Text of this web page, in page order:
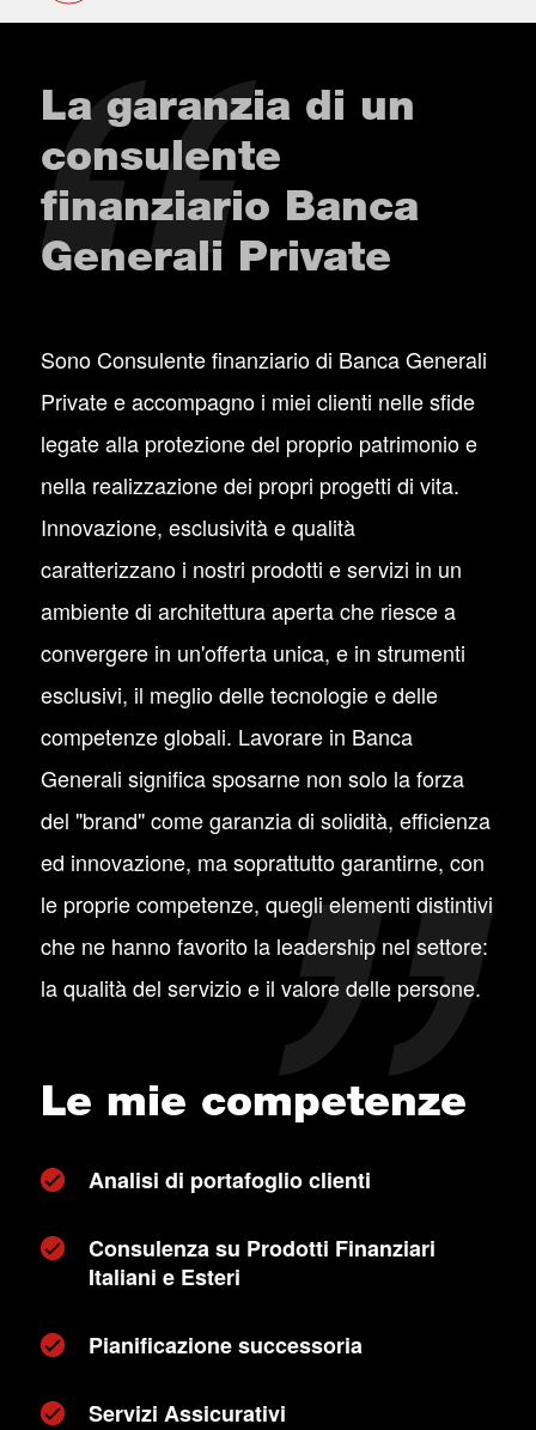
La garanzia di un
consulente
finanziario Banca
Generali Private
Sono Consulente finanziario di Banca Generali
Private e accompagno i miei clienti nelle sfide
legate alla protezione del proprio patrimonio e
nella realizzazione dei propri progetti di vita.
Innovazione, esclusività e qualità
caratterizzano i nostri prodotti e servizi in un
ambiente di architettura aperta che riesce a
convergere in un'offerta unica, e in strumenti
esclusivi, il meglio delle tecnologie e delle
competenze globali. Lavorare in Banca
Generali significa sposarne non solo la forza
del "brand" come garanzia di solidità, efficienza
ed innovazione, ma soprattutto garantirne, con
le proprie competenze, quegli elementi distintivi
che ne hanno favorito la leadership nel settore:
la qualità del servizio e il valore delle persone.
Le mie competenze
Analisi di portafoglio clienti
Consulenza su Prodotti Finanziari
Italiani e Esteri
Pianificazione successoria
Servizi Assicurativi